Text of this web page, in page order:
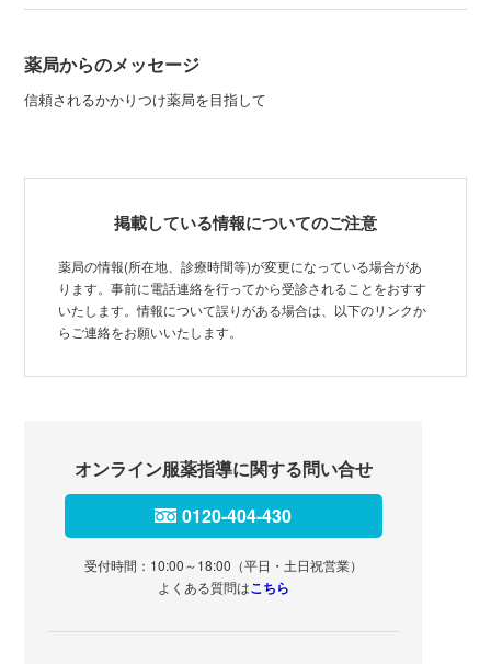
薬局からのメッセージ
信頼されるかかりつけ薬局を目指して
掲載している情報についてのご注意
薬局の情報(所在地、診療時間等)が変更になっている場合があ
ります。事前に電話連絡を行ってから受診されることをおすす
いたします。情報について誤りがある場合は、以下のリンクか
らご連絡をお願いいたします。
オンライン服薬指導に関する問い合せ
0120-404-430
受付時間：10:00～18:00（平日・土日祝営業）
よくある質問はこちら